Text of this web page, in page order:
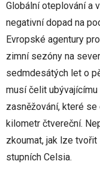
Globální oteplování a
negativní dopad na
Evropské agentury
zimní sezóny na
sedmdesátých let o
musí čelit
zasněžování, které se
kilometr čtvereční.
zkoumat, jak lze
stupních Celsia.